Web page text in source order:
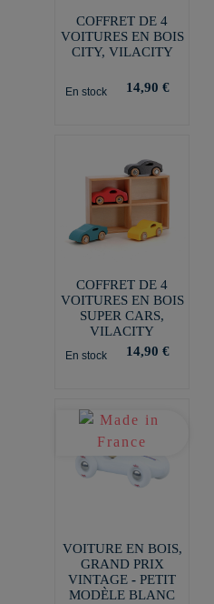
COFFRET DE 4
VOITURES EN BOIS
CITY, VILACITY
En stock 14,90 €
COFFRET DE 4
VOITURES EN BOIS
SUPER CARS,
VILACITY
En stock 14,90 €
VOITURE EN BOIS,
GRAND PRIX
VINTAGE - PETIT
MODÈLE BLANC